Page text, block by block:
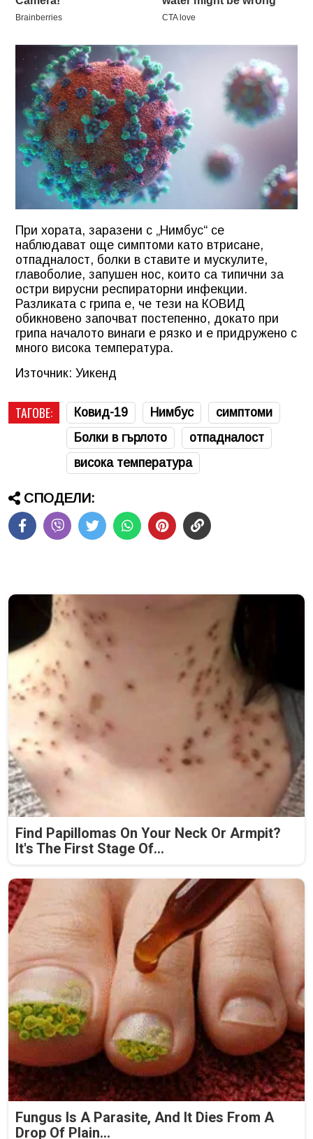
При хората, заразени с „Нимбус“ се
наблюдават още симптоми като втрисане,
отпадналост, болки в ставите и мускулите,
главоболие, запушен нос, които са типични за
остри вирусни респираторни инфекции.
Разликата с грипа е, че тези на КОВИД
обикновено започват постепенно, докато при
грипа началото винаги е рязко и е придружено с
много висока температура.
Източник: Уикенд
ТАГОВЕ: Ковид-19 Нимбус
симптоми
Болки в гърлото
отпадналост
висока температура
СПОДЕЛИ:
Find Papillomas On Your Neck Or Armpit?
It's The First Stage Of...
Fungus Is A Parasite, And It Dies From A
Drop Of Plain...